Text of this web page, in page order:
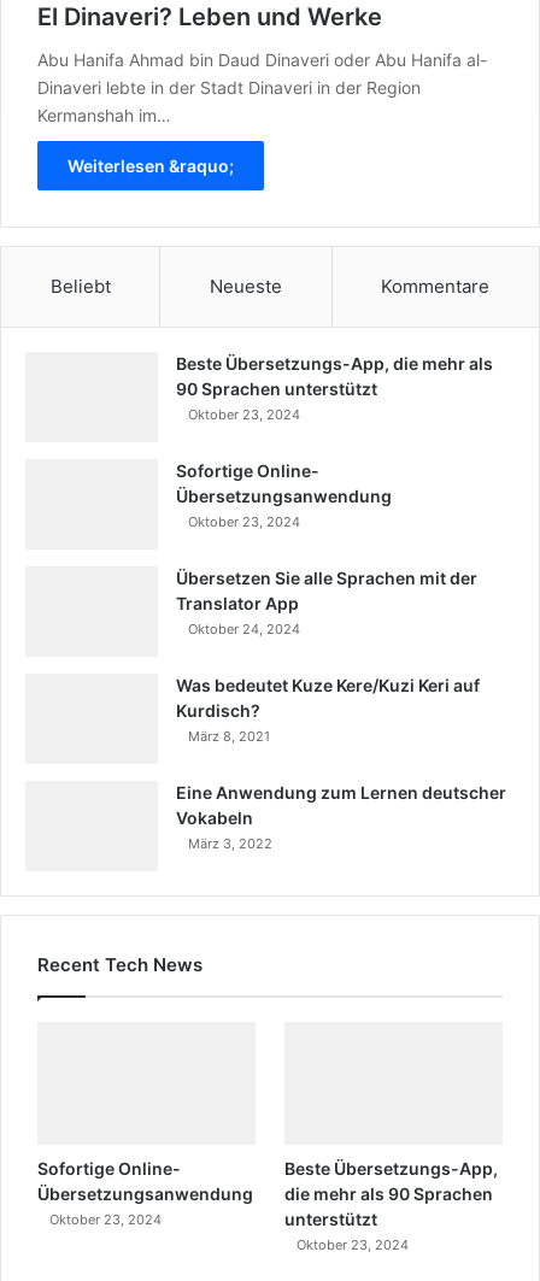
El Dinaveri? Leben und Werke
Abu Hanifa Ahmad bin Daud Dinaveri oder Abu Hanifa al-
Dinaveri lebte in der Stadt Dinaveri in der Region
Kermanshah im…
Weiterlesen &raquo;
Beliebt Neueste Kommentare
Beste Übersetzungs-App, die mehr als
90 Sprachen unterstützt
Oktober 23, 2024
Sofortige Online-
Übersetzungsanwendung
Oktober 23, 2024
Übersetzen Sie alle Sprachen mit der
Translator App
Oktober 24, 2024
Was bedeutet Kuze Kere/Kuzi Keri auf
Kurdisch?
März 8, 2021
Eine Anwendung zum Lernen deutscher
Vokabeln
März 3, 2022
Recent Tech News
Sofortige Online-
Übersetzungsanwendung
Oktober 23, 2024
Beste Übersetzungs-App,
die mehr als 90 Sprachen
unterstützt
Oktober 23, 2024